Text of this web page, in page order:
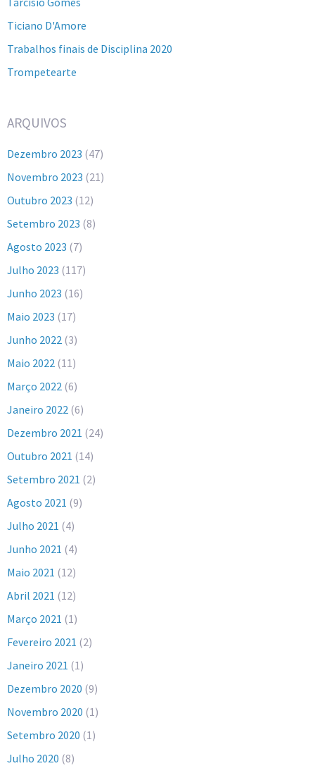
Ticiano D'Amore
Trabalhos finais de Disciplina 2020
Trompetearte
ARQUIVOS
Dezembro 2023 (47)
Novembro 2023 (21)
Outubro 2023 (12)
Setembro 2023 (8)
Agosto 2023 (7)
Julho 2023 (117)
Junho 2023 (16)
Maio 2023 (17)
Junho 2022 (3)
Maio 2022 (11)
Março 2022 (6)
Janeiro 2022 (6)
Dezembro 2021 (24)
Outubro 2021 (14)
Setembro 2021 (2)
Agosto 2021 (9)
Julho 2021 (4)
Junho 2021 (4)
Maio 2021 (12)
Abril 2021 (12)
Março 2021 (1)
Fevereiro 2021 (2)
Janeiro 2021 (1)
Dezembro 2020 (9)
Novembro 2020 (1)
Setembro 2020 (1)
Julho 2020 (8)